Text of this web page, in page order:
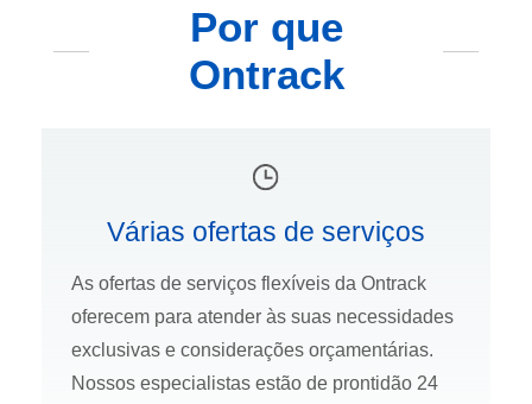
Por que
Ontrack
Várias ofertas de serviços
As ofertas de serviços flexíveis da Ontrack
oferecem para atender às suas necessidades
exclusivas e considerações orçamentárias.
Nossos especialistas estão de prontidão 24